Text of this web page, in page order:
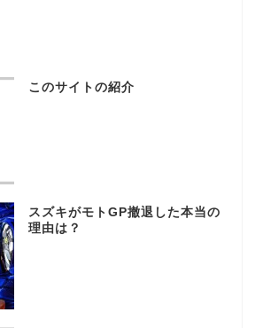
このサイトの紹介
スズキがモトGP撤退した本当の
理由は？